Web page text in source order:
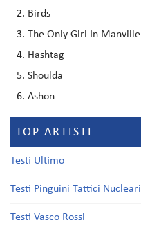
Birds
The Only Girl In Manville
Hashtag
Shoulda
Ashon
TOP ARTISTI
Testi Ultimo
Testi Pinguini Tattici Nucleari
Testi Vasco Rossi